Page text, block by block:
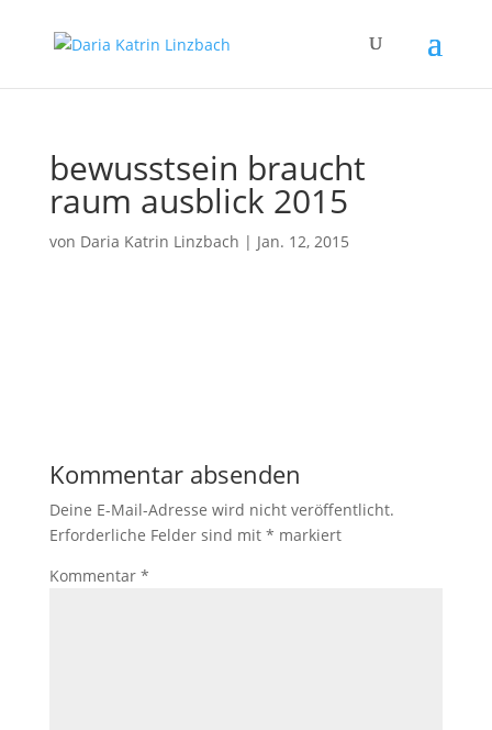
bewusstsein braucht
raum ausblick 2015
von Daria Katrin Linzbach | Jan. 12, 2015
Kommentar absenden
Deine E-Mail-Adresse wird nicht veröffentlicht.
Erforderliche Felder sind mit * markiert
Kommentar *